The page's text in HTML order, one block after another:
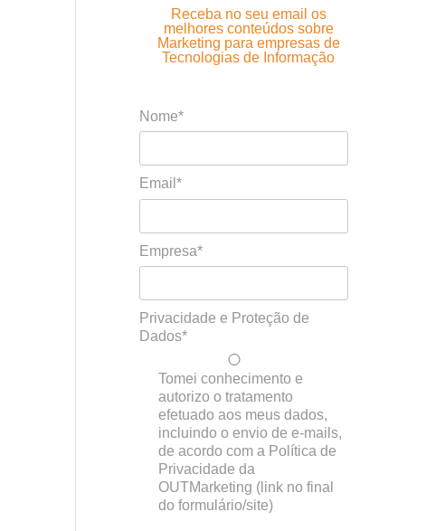
Receba no seu email os
melhores conteúdos sobre
Marketing para empresas de
Tecnologias de Informação
Nome*
Email*
Empresa*
Privacidade e Proteção de
Dados*
Tomei conhecimento e
autorizo o tratamento
efetuado aos meus dados,
incluindo o envio de e-mails,
de acordo com a Política de
Privacidade da
OUTMarketing (link no final
do formulário/site)